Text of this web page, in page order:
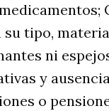
su tipo,
ni
y
o